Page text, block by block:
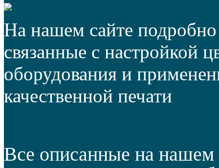
На нашем сайте
связанные с настройкой
оборудования и
качественной печати
Все описанные на нашем